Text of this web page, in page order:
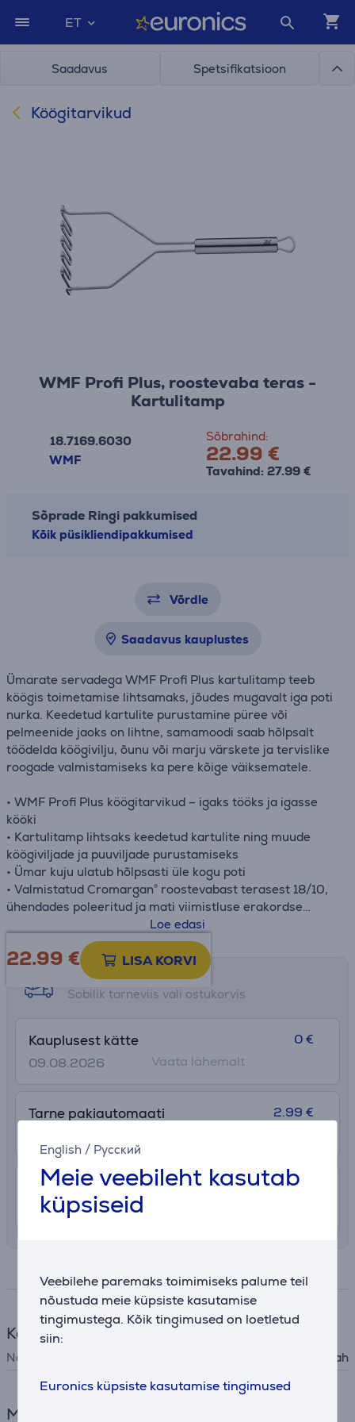
English / Русский
Meie veebileht kasutab
küpsiseid
Veebilehe paremaks toimimiseks palume teil
nõustuda meie küpsiste kasutamise
tingimustega. Kõik tingimused on loetletud
siin:
Euronics küpsiste kasutamise tingimused
ET
Saadavus Spetsifikatsioon
Köögitarvikud
WMF Profi Plus, roostevaba teras -
Kartulitamp
18.7169.6030
WMF
Sõbrahind:
22.99 €
Tavahind: 27.99 €
Sõprade Ringi pakkumised
Kõik püsikliendipakkumised
Võrdle
Saadavus kauplustes
Ümarate servadega WMF Profi Plus kartulitamp teeb
köögis toimetamise lihtsamaks, jõudes mugavalt iga poti
nurka. Keedetud kartulite purustamine püree või
pelmeenide jaoks on lihtne, samamoodi saab hõlpsalt
töödelda köögivilju, õunu või marju värskete ja tervislike
roogade valmistamiseks ka pere kõige väiksematele.
• WMF Profi Plus köögitarvikud – igaks tööks ja igasse
kööki
• Kartulitamp lihtsaks keedetud kartulite ning muude
köögiviljade ja puuviljade purustamiseks
• Ümar kuju ulatub hõlpsasti üle kogu poti
• Valmistatud Cromargan® roostevabast terasest 18/10,
ühendades poleeritud ja mati viimistluse erakordse
• Käepidemel praktiline riputusaas ruumisäästlikuks
hoiustamiseks
• Nõudepesumasinas pestav – lihtne puhastada ja
hügieeniline
Loe edasi
22.99 € LISA KORVI
Tarne võimalused
Sobilik tarneviis vali ostukorvis
Kauplusest kätte
09.08.2026
0 €
Vaata lähemalt
Tarne pakiautomaati 2.99 €
Transport tuppa
10. - 12. august
7.99 €
Spetsifikatsioon
Kööginõud
Nõudepesumasinas pestav Jah
Mõõtmed